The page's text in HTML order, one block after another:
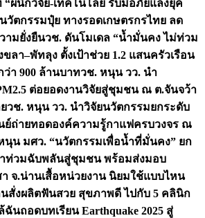
“ผนึกวิจัย-เทคโนโลยี รับมือภัยแล้งยุค
วัตกรรมปุ๋ย ทางรอดเกษตรกรไทย ลด
ามยั่งยืนวช. ดันโมเดล “น้ำมั่นคง ไม่ท่วม
ลา–พัทลุง ตั้งเป้าช่วย 1.2 แสนครัวเรือน
า 900 ล้านบาทวช. หนุน วว. นำ
ต่อยอดงานวิจัยสู่ชุมชน ณ ต.จันจว้า
วช. หนุน วว. นำวิจัยนวัตกรรมยกระดับ
ย์ถ่ายทอดองค์ความรู้กาแฟครบวงจร ณ
นุน มศว. “นวัตกรรมเพื่อน้ำที่มั่นคง” ยก
ท่วมฉับพลันสู่ชุมชน พร้อมส่งมอบ
จ.น่านเสื้อหน่วยงาน นิยมใช้แบบไหน
สั่งผลิตฟันสวย สุขภาพดี ไปกับ 5 คลินิก
ฉันถอดบทเรียน Earthquake 2025 สู่